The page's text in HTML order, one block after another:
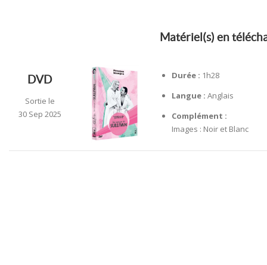
Matériel(s) en
DVD
Sortie le
30 Sep 2025
Durée : 1h28
Langue : Anglais
Complément :
Images : Noir et Blanc